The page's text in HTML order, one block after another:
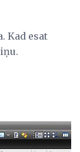
Kad esat